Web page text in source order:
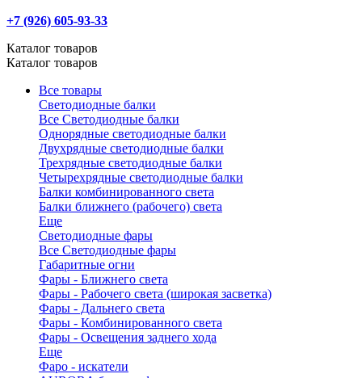
+7 (926) 605-93-33
Каталог товаров
Каталог товаров
Все товары
Светодиодные балки
Все Светодиодные балки
Однорядные светодиодные балки
Двухрядные светодиодные балки
Трехрядные светодиодные балки
Четырехрядные светодиодные балки
Балки комбинированного света
Балки ближнего (рабочего) света
Еще
Светодиодные фары
Все Светодиодные фары
Габаритные огни
Фары - Ближнего света
Фары - Рабочего света (широкая засветка)
Фары - Дальнего света
Фары - Комбинированного света
Фары - Освещения заднего хода
Еще
Фаро - искатели